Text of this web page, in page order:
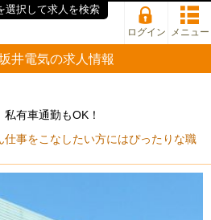
ログイン メニュー
井電気の求人情報
有車通勤もOK！
仕事をこなしたい方にはぴったりな職
選択して求人を検索